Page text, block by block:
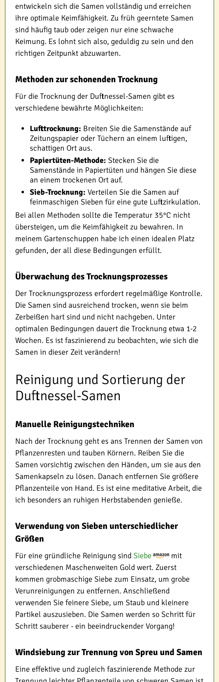
entwickeln sich die Samen vollständig und erreichen
ihre optimale Keimfähigkeit. Zu früh geerntete Samen
sind häufig taub oder zeigen nur eine schwache
Keimung. Es lohnt sich also, geduldig zu sein und den
richtigen Zeitpunkt abzuwarten.
Methoden zur schonenden Trocknung
Für die Trocknung der Duftnessel-Samen gibt es
verschiedene bewährte Möglichkeiten:
Lufttrocknung: Breiten Sie die Samenstände auf
Zeitungspapier oder Tüchern an einem luftigen,
schattigen Ort aus.
Papiertüten-Methode: Stecken Sie die
Samenstände in Papiertüten und hängen Sie diese
an einem trockenen Ort auf.
Sieb-Trocknung: Verteilen Sie die Samen auf
feinmaschigen Sieben für eine gute Luftzirkulation.
Bei allen Methoden sollte die Temperatur 35°C nicht
übersteigen, um die Keimfähigkeit zu bewahren. In
meinem Gartenschuppen habe ich einen idealen Platz
gefunden, der all diese Bedingungen erfüllt.
Überwachung des Trocknungsprozesses
Der Trocknungsprozess erfordert regelmäßige Kontrolle.
Die Samen sind ausreichend trocken, wenn sie beim
Zerbeißen hart sind und nicht nachgeben. Unter
optimalen Bedingungen dauert die Trocknung etwa 1-2
Wochen. Es ist faszinierend zu beobachten, wie sich die
Samen in dieser Zeit verändern!
Reinigung und Sortierung der
Duftnessel-Samen
Manuelle Reinigungstechniken
Nach der Trocknung geht es ans Trennen der Samen von
Pflanzenresten und tauben Körnern. Reiben Sie die
Samen vorsichtig zwischen den Händen, um sie aus den
Samenkapseln zu lösen. Danach entfernen Sie größere
Pflanzenteile von Hand. Es ist eine meditative Arbeit, die
ich besonders an ruhigen Herbstabenden genieße.
Verwendung von Sieben unterschiedlicher
Größen
Für eine gründliche Reinigung sind Siebe
mit
verschiedenen Maschenweiten Gold wert. Zuerst
kommen grobmaschige Siebe zum Einsatz, um grobe
Verunreinigungen zu entfernen. Anschließend
verwenden Sie feinere Siebe, um Staub und kleinere
Partikel auszusieben. Die Samen werden so Schritt für
Schritt sauberer - ein beeindruckender Vorgang!
Windsiebung zur Trennung von Spreu und Samen
Eine effektive und zugleich faszinierende Methode zur